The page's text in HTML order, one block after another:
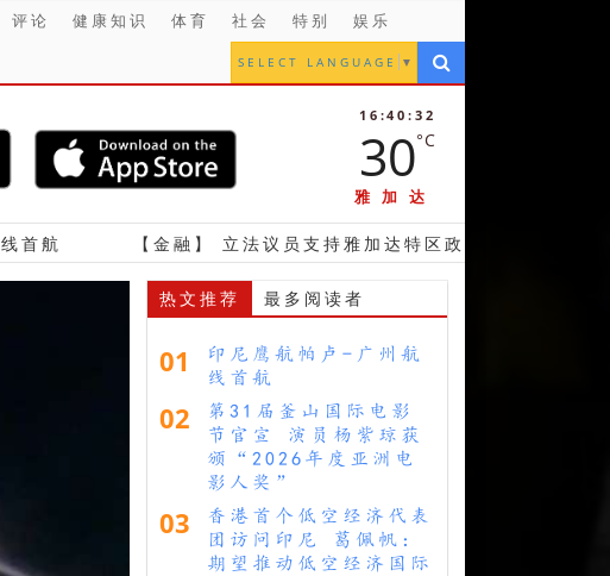
评论 健康知识 体育 社会 特别
娱乐
SELECT LANGUAGE ▼
16:40:34
30°C
雅加达
融】 立法议员支持雅加达特区政府 发行地方债券计划
热文推荐 最多阅读者
01
印尼鹰航帕卢-广州航
线首航
02
第31届釜山国际电影
节官宣 演员杨紫琼获
颁“2026年度亚洲电
影人奖”
03
香港首个低空经济代表
团访问印尼 葛佩帆：
期望推动低空经济国际